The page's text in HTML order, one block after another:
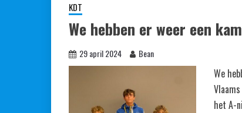
KDT
We hebben er weer een
29 april 2024 Bean
We
het A-